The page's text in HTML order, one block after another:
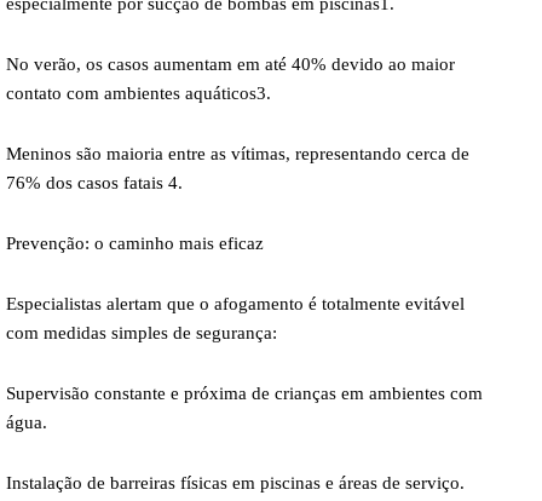
No verão, os casos aumentam em até 40% devido ao maior
contato com ambientes aquáticos3.
Meninos são maioria entre as vítimas, representando cerca de
76% dos casos fatais 4.
Prevenção: o caminho mais eficaz
Especialistas alertam que o afogamento é totalmente evitável
com medidas simples de segurança:
Supervisão constante e próxima de crianças em ambientes com
água.
Instalação de barreiras físicas em piscinas e áreas de serviço.